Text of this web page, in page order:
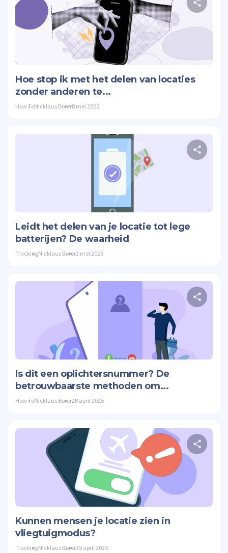
Hoe stop ik met het delen van locaties
zonder anderen te...
How ToNicklaus Borer8 mei 2025
Leidt het delen van je locatie tot lege
batterijen? De waarheid
TrackingNicklaus Borer2 mei 2025
Is dit een oplichtersnummer? De
betrouwbaarste methoden om...
How ToNicklaus Borer28 april 2025
Kunnen mensen je locatie zien in
vliegtuigmodus?
TrackingNicklaus Borer25 april 2025